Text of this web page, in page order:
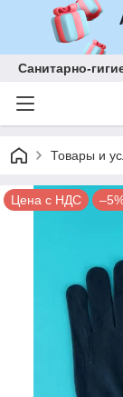
Санитарно-
Товары и
Цена с НДС